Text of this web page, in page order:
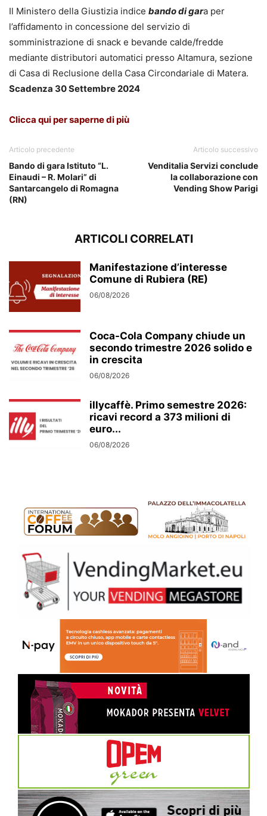
Il Ministero della Giustizia indice bando di gara per
l’affidamento in concessione del servizio di
somministrazione di snack e bevande calde/fredde
mediante distributori automatici presso Altamura, sezione
di Casa di Reclusione della Casa Circondariale di Matera.
Scadenza 30 Settembre 2024
Clicca qui per saperne di più
Articolo precedente
Bando di gara Istituto “L.
Einaudi – R. Molari” di
Santarcangelo di Romagna
(RN)
Articolo successivo
Venditalia Servizi conclude
la collaborazione con
Vending Show Parigi
ARTICOLI CORRELATI
Manifestazione d’interesse
Comune di Rubiera (RE)
06/08/2026
Coca-Cola Company chiude un
secondo trimestre 2026 solido e
in crescita
06/08/2026
illycaffè. Primo semestre 2026:
ricavi record a 373 milioni di
euro...
06/08/2026